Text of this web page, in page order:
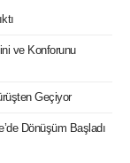
ve Konforunu
Geçiyor
Dönüşüm Başladı